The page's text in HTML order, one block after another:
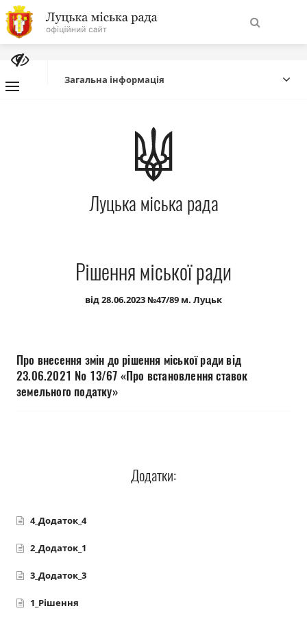
На
головну
Про місто
Міська влада
Міська рада
Публічна інформація
Документи
Загальна інформація
Луцька міська рада
Рішення міської ради
від 28.06.2023 №47/89 м. Луцьк
Про внесення змін до рішення міської ради від
23.06.2021 № 13/67 «Про встановлення ставок
земельного податку»
Додатки:
4_Додаток_4
2_Додаток_1
3_Додаток_3
1_Рішення